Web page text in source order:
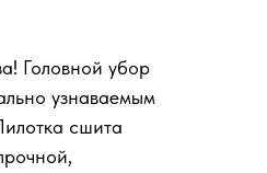
Головной убор
узнаваемым
сшита